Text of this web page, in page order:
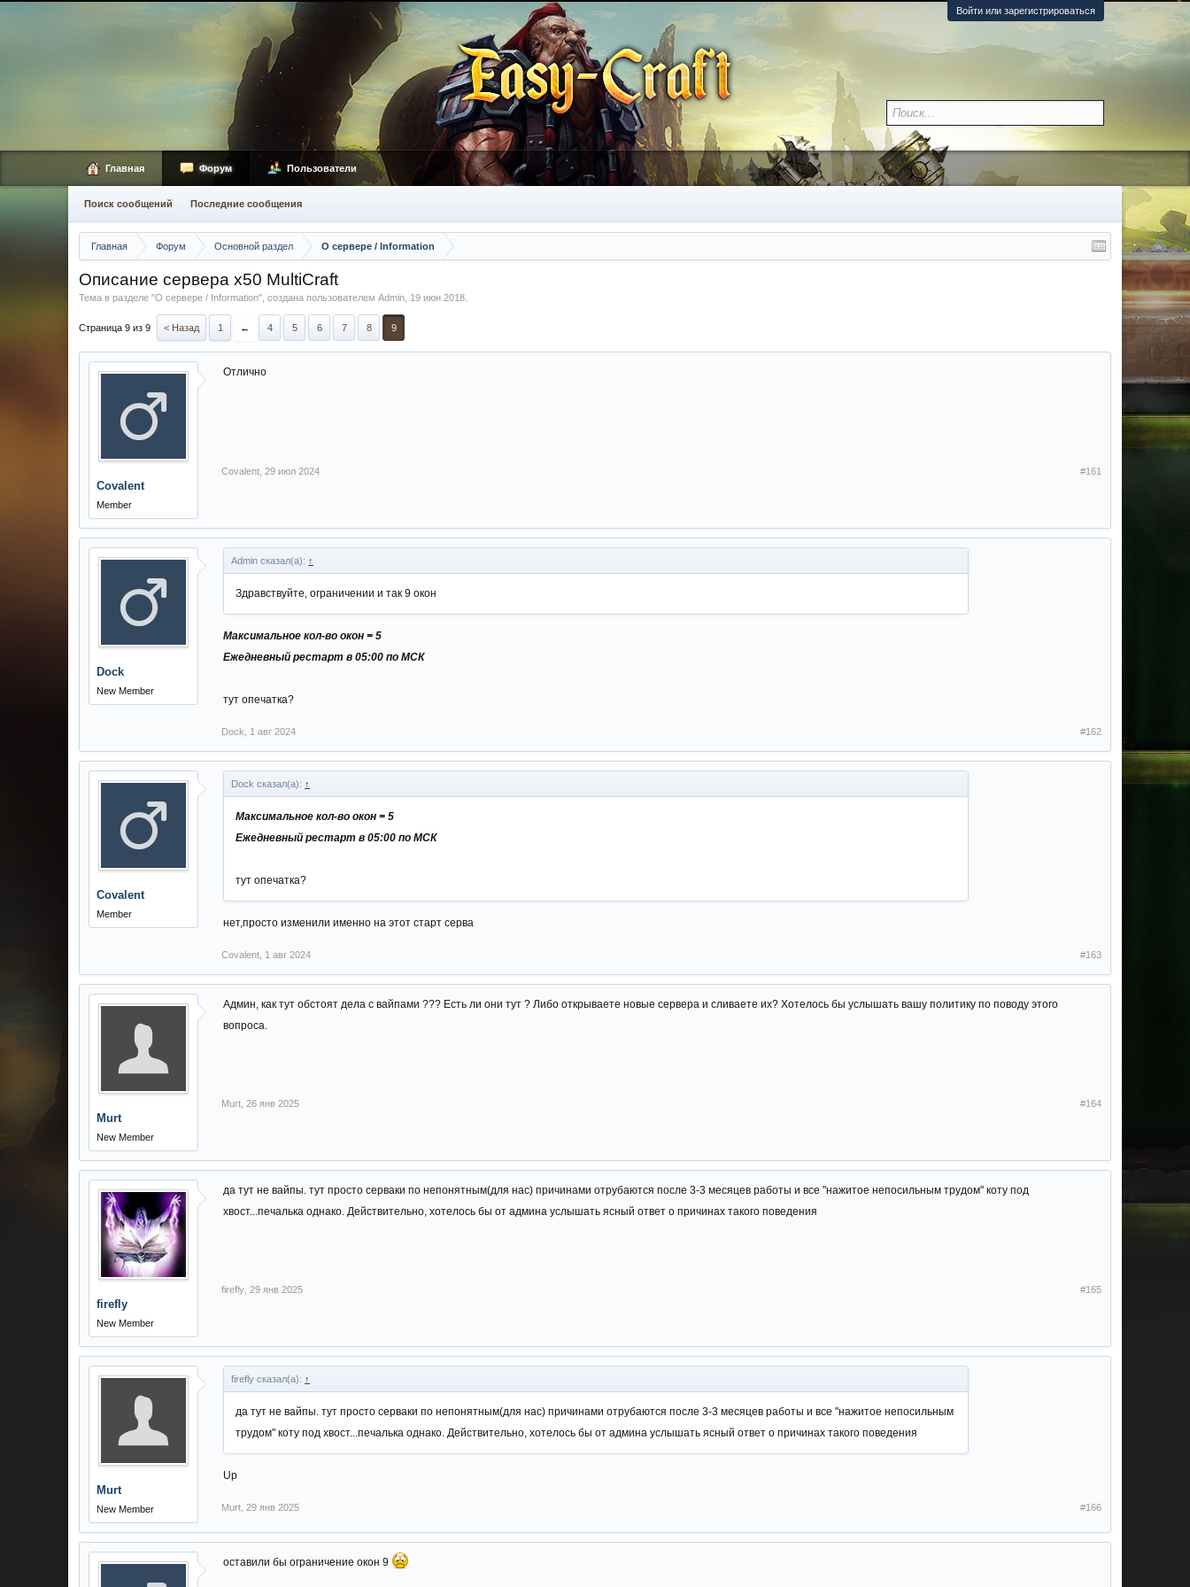
Войти или зарегистрироваться
Главная Форум Основной раздел О сервере / Information
Описание сервера х50 MultiCraft
Тема в разделе "О сервере / Information", создана пользователем Admin 19 июн 2018
Страница 9 из 9 < Назад 1 ← 4 5 6 7 8 9
Covalent
Member
Отлично
Covalent 29 июл 2024 #161
Dock
New Member
Admin сказал(а): ↑
Здравствуйте, ограничении и так 9 окон
Максимальное кол-во окон = 5
Ежедневный рестарт в 05:00 по МСК
тут опечатка?
Dock 1 авг 2024 #162
Covalent
Member
Dock сказал(а): ↑
Максимальное кол-во окон = 5
Ежедневный рестарт в 05:00 по МСК
тут опечатка?
нет,просто изменили именно на этот старт серва
Covalent 1 авг 2024 #163
Murt
New Member
Админ, как тут обстоят дела с вайпами ??? Есть ли они тут ? Либо открываете новые сервера и сливаете их? Хотелось бы услышать вашу политику по поводу этого
вопроса.
Murt 26 янв 2025 #164
firefly
New Member
да тут не вайпы. тут просто серваки по непонятным(для нас) причинами отрубаются после 3-3 месяцев работы и все "нажитое непосильным трудом" коту под
хвост...печалька однако. Действительно, хотелось бы от админа услышать ясный ответ о причинах такого поведения
firefly 29 янв 2025 #165
Murt
New Member
firefly сказал(а): ↑
да тут не вайпы. тут просто серваки по непонятным(для нас) причинами отрубаются после 3-3 месяцев работы и все "нажитое непосильным
трудом" коту под хвост...печалька однако. Действительно, хотелось бы от админа услышать ясный ответ о причинах такого поведения
Up
Murt 29 янв 2025 #166
оставили бы ограничение окон 9
Главная Форум
Поиск сообщений Последние сообщения
Пользователи